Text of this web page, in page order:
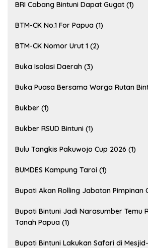
BRI Cabang Bintuni Dapat Gugat (1)
BTM-CK No.1 For Papua (1)
BTM-CK Nomor Urut 1 (2)
Buka Isolasi Daerah (3)
Buka Puasa Bersama Warga Rutan
Bukber (1)
Bukber RSUD Bintuni (1)
Bulu Tangkis Pakuwojo Cup 2026 (1)
BUMDES Kampung Taroi (1)
Bupati Akan Rolling Jabatan Pimpinan
Bupati Bintuni Jadi Narasumber Temu
Tanah Papua (1)
Bupati Bintuni Lakukan Safari di